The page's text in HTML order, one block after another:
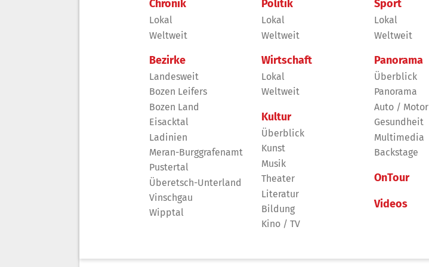
Chronik
Lokal
Weltweit
Bezirke
Landesweit
Bozen Leifers
Bozen Land
Eisacktal
Ladinien
Meran-Burggrafenamt
Pustertal
Überetsch-Unterland
Vinschgau
Wipptal
Politik
Lokal
Weltweit
Wirtschaft
Lokal
Weltweit
Kultur
Überblick
Kunst
Musik
Theater
Literatur
Bildung
Kino / TV
Sport
Lokal
Weltweit
Panorama
Überblick
Panorama
Auto / Motor
Gesundheit
Multimedia
Backstage
OnTour
Videos